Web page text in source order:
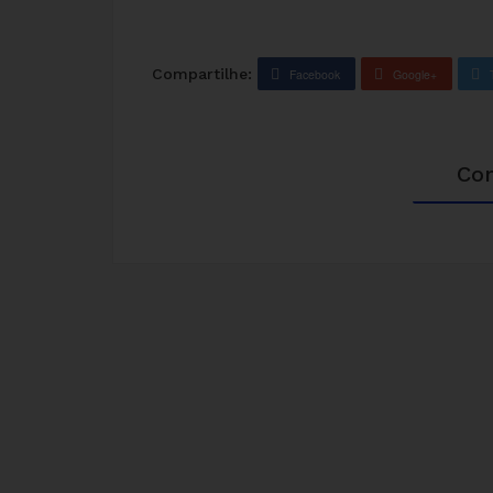
Compartilhe: Facebook Google+